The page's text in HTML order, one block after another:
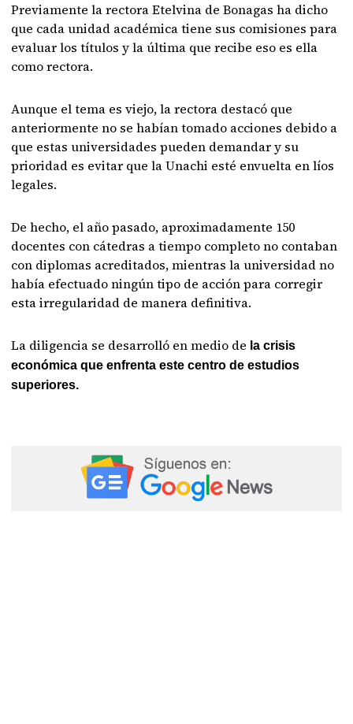
Previamente la rectora Etelvina de Bonagas ha dicho
que cada unidad académica tiene sus comisiones para
evaluar los títulos y la última que recibe eso es ella
como rectora.
Aunque el tema es viejo, la rectora destacó que
anteriormente no se habían tomado acciones debido a
que estas universidades pueden demandar y su
prioridad es evitar que la Unachi esté envuelta en líos
legales.
De hecho, el año pasado, aproximadamente 150
docentes con cátedras a tiempo completo no contaban
con diplomas acreditados, mientras la universidad no
había efectuado ningún tipo de acción para corregir
esta irregularidad de manera definitiva.
La diligencia se desarrolló en medio de la crisis
económica que enfrenta este centro de estudios
superiores.